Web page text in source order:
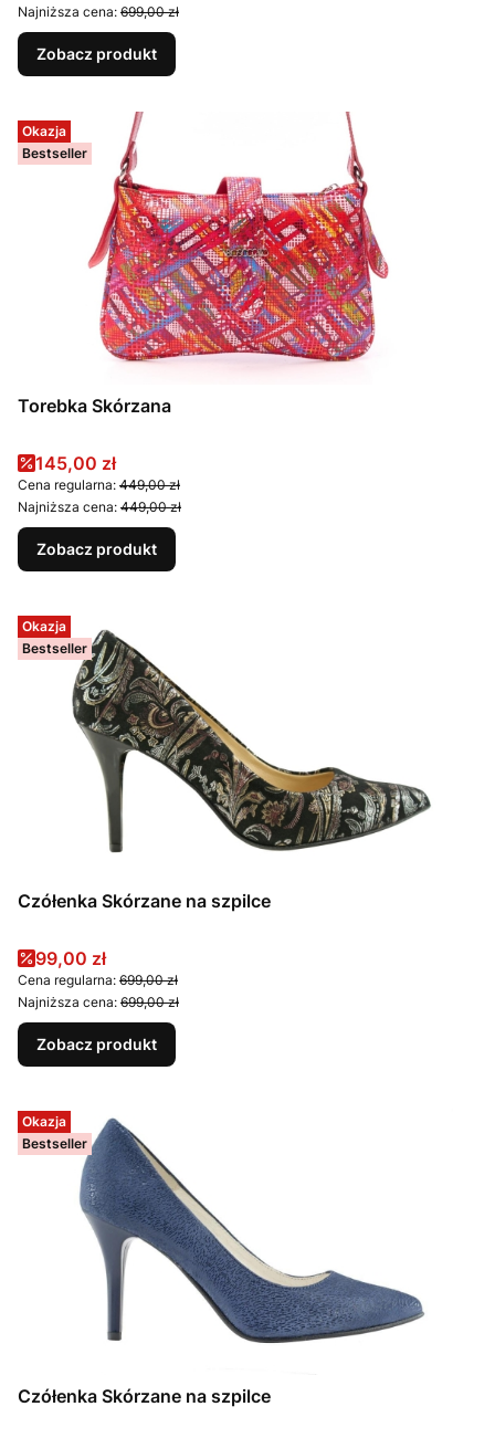
Najniższa cena: 699,00 zł
Zobacz produkt
Okazja
Bestseller
Torebka Skórzana
Cena promocyjna
145,00 zł
Cena regularna: 449,00 zł
Najniższa cena: 449,00 zł
Zobacz produkt
Okazja
Bestseller
Czółenka Skórzane na szpilce
Cena promocyjna
99,00 zł
Cena regularna: 699,00 zł
Najniższa cena: 699,00 zł
Zobacz produkt
Okazja
Bestseller
Czółenka Skórzane na szpilce